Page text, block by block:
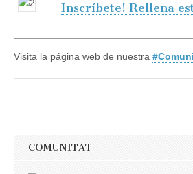
Inscríbete! Rellena
Visita la página web de nuestra
COMUNITAT